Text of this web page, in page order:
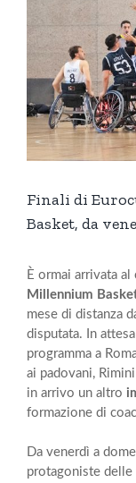
Finali di
Basket, da
È ormai arrivata al
Millennium
mese di distanza
disputata. In
programma a
ai padovani,
in arrivo un altro
formazione di
Da venerdì a
protagoniste delle